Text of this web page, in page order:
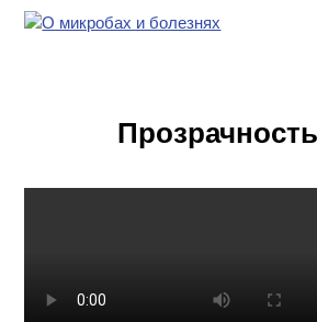
ХИМИЧЕСКАЯ
МЕТОДЫ